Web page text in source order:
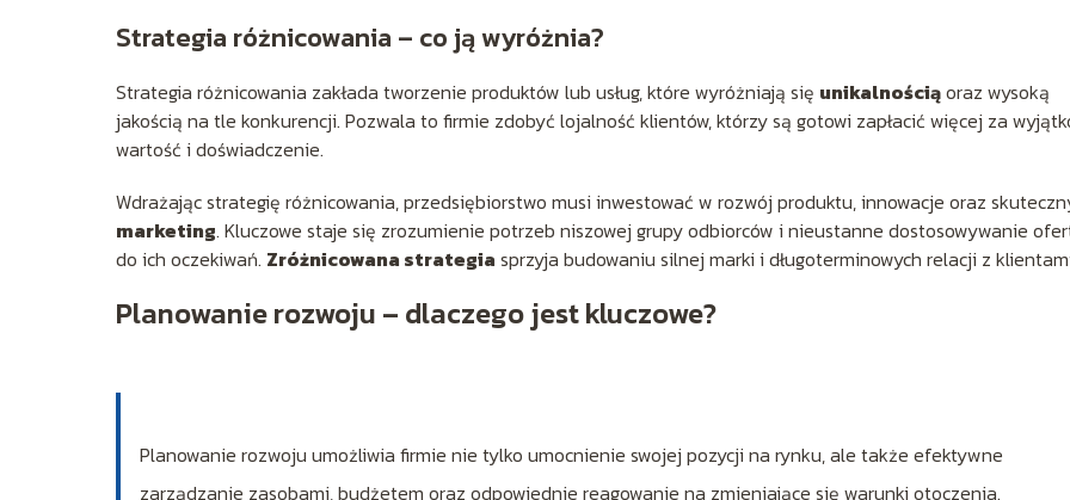
Strategia różnicowania – co ją wyróżnia?
Strategia różnicowania zakłada tworzenie produktów lub usług, które wyróżniają się unikalnościąoraz wysoką
jakością na tle konkurencji. Pozwala to firmie zdobyć lojalność klientów, którzy są gotowi zapłacić więcej za
wartość i doświadczenie.
Wdrażając strategię różnicowania, przedsiębiorstwo musi inwestować w rozwój produktu, innowacje oraz
marketing. Kluczowe staje się zrozumienie potrzeb niszowej grupy odbiorców i nieustanne dostosowywanie
do ich oczekiwań. Zróżnicowana strategia sprzyja budowaniu silnej marki i długoterminowych relacji z
Planowanie rozwoju – dlaczego jest kluczowe?
Planowanie rozwoju umożliwia firmie nie tylko umocnienie swojej pozycji na rynku, ale także efektywne
zarządzanie zasobami, budżetem oraz odpowiednie reagowanie na zmieniające się warunki otoczenia.